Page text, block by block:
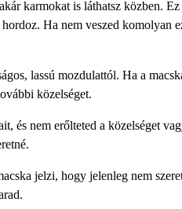
karmokat is láthatsz közben.
Ha nem veszed komolyan
lassú mozdulattól. Ha a
közelséget.
és nem erőlteted a közelséget
jelzi, hogy jelenleg nem